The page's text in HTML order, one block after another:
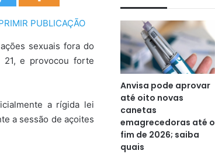
PUBLICAÇÃO
sexuais fora do
21, e provocou forte
a rígida lei
a sessão de açoites
Anvisa pode aprovar
até oito novas
canetas
emagrecedoras até o
fim de 2026; saiba
quais